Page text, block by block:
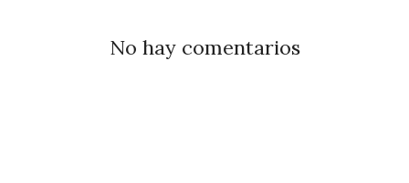
No hay comentarios